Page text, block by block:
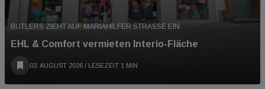
BUTLERS ZIEHT AUF MARIAHILFER STRASSE EIN
EHL & Comfort vermieten Interio-Fläche
03. AUGUST 2026 / LESEZEIT 1 MIN